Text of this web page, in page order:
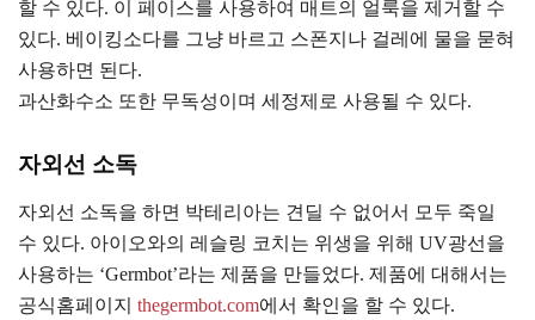
할 수 있다. 이 페이스를 사용하여 매트의 얼룩을 제거할 수
있다. 베이킹소다를 그냥 바르고 스폰지나 걸레에 물을 묻혀
사용하면 된다.
과산화수소 또한 무독성이며 세정제로 사용될 수 있다.
자외선 소독
자외선 소독을 하면 박테리아는 견딜 수 없어서 모두 죽일
수 있다. 아이오와의 레슬링 코치는 위생을 위해 UV광선을
사용하는 ‘Germbot’라는 제품을 만들었다. 제품에 대해서는
공식홈페이지 thegermbot.com에서 확인을 할 수 있다.